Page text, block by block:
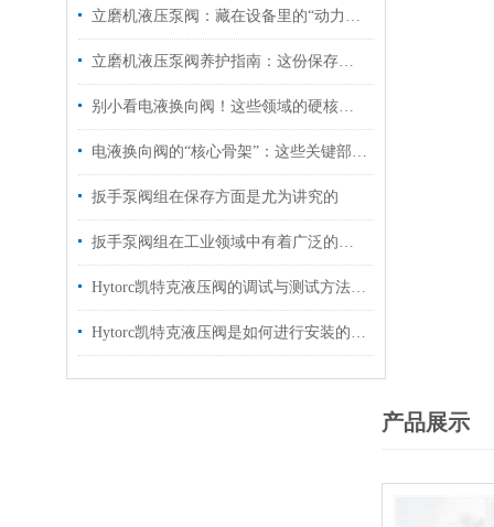
立磨机液压泵阀：藏在设备里的“动力心脏”，核心功能全拆解
立磨机液压泵阀养护指南：这份保存秘诀，让核心部件“历久弥新”！
别小看电液换向阀！这些领域的硬核应用，远超你的想象
电液换向阀的“核心骨架”：这些关键部件，决定设备运行效率！
扳手泵阀组在保存方面是尤为讲究的
扳手泵阀组在工业领域中有着广泛的作用
Hytorc凯特克液压阀的调试与测试方法具体如下
Hytorc凯特克液压阀是如何进行安装的？你可知晓？
产品展示